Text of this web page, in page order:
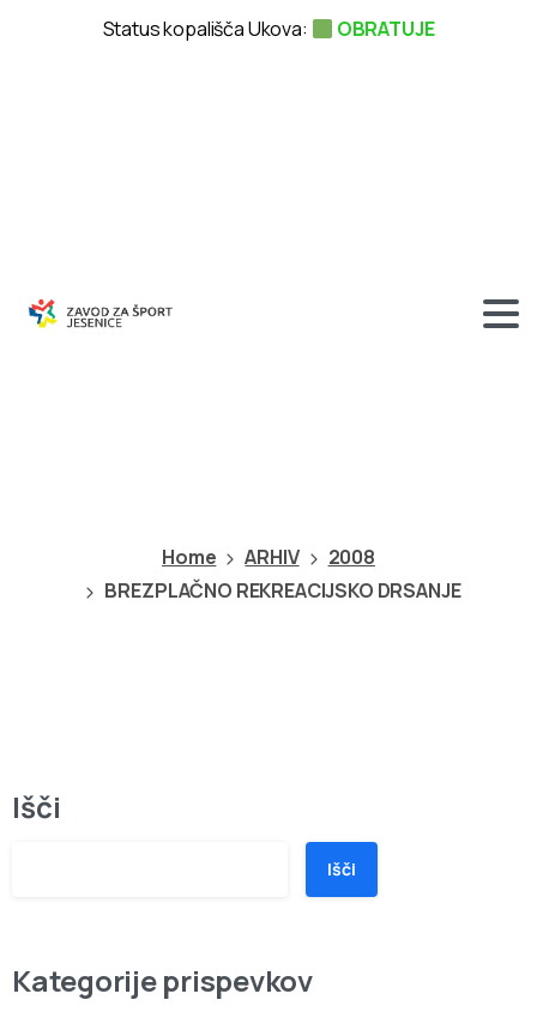
Home ARHIV
2008
BREZPLAČNO REKREACIJSKO DRSANJE
Išči
Išči
Kategorije prispevkov
Status kopališča Ukova: OBRATUJE